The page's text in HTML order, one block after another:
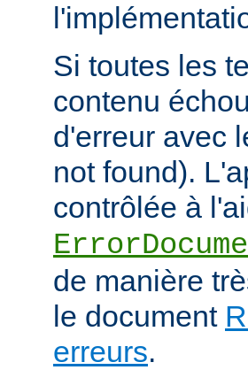
Si toutes les
contenu
d'erreur avec
not found).
contrôlée à
de manière
le document
erreurs.